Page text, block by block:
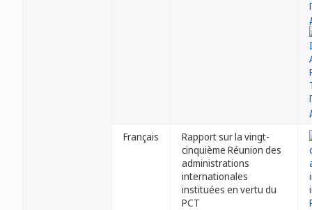
Français
Rapport sur la vingt-
cinquième Réunion des
administrations
internationales
instituées en vertu du
PCT